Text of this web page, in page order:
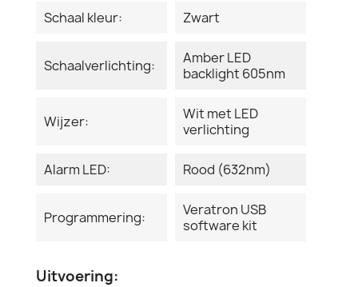
Schaal kleur: Zwart
Schaalverlichting:
Amber LED
backlight 605nm
Wijzer:
Wit met LED
verlichting
Alarm LED: Rood (632nm)
Programmering:
Veratron USB
software kit
Uitvoering: